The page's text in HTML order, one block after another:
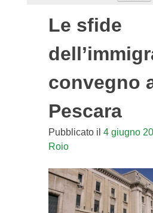
Le sfide
convegno
Pescara
Pubblicato il 4 giugno
Roio